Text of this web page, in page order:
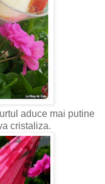
aduce mai putine
cristaliza.